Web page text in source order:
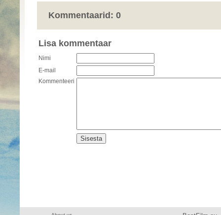
Kommentaarid: 0
Lisa kommentaar
Nimi
E-mail
Kommenteeri